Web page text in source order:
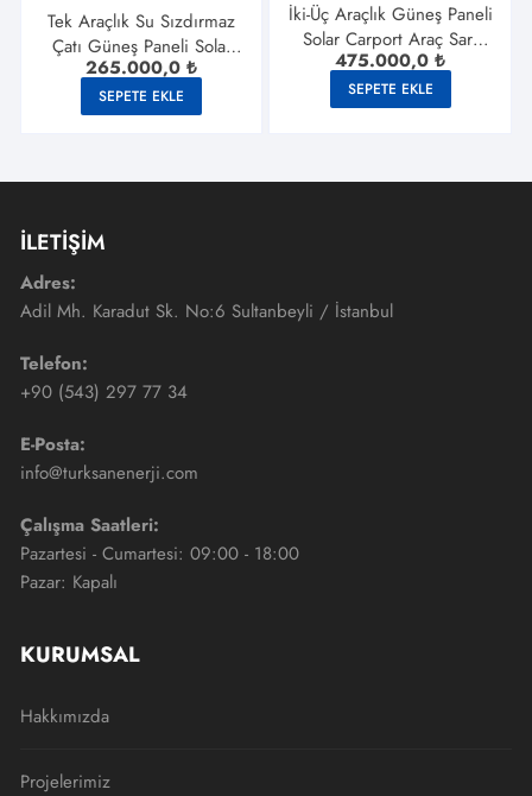
Tek Araçlık Su Sızdırmaz
Çatı Güneş Paneli Solar
Carport Araç Sarj
İstasyonu (TOGG Vb.)
265.000,0₺
SEPETE EKLE
İki-Üç Araçlık Güneş Paneli
Solar Carport Araç Sarj
İstasyonu (TOGG Vb.)
475.000,0₺
SEPETE EKLE
İLETİŞİM
Adres:
Adil Mh. Karadut Sk. No:6 Sultanbeyli / İstanbul
Telefon:
+90 (543) 297 77 34
E-Posta:
info@turksanenerji.com
Çalışma Saatleri:
Pazartesi - Cumartesi: 09:00 - 18:00
Pazar: Kapalı
KURUMSAL
Hakkımızda
Projelerimiz